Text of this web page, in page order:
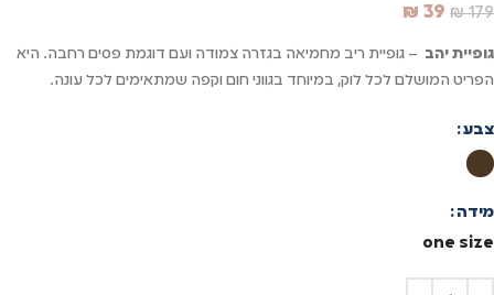
₪179
₪ 39
גופיית יהב – גופיית ריב מחמיאה בגזרה צמודה ועם דוגמת פסים רחבה. היא
הפריט המושלם לכל לוק, במיוחד בגווני חום וקפה שמתאימים לכל עונה.
צבע
מידה
one size